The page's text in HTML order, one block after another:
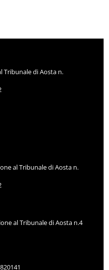
di Aosta n.
al Tribunale di Aosta n.
al Tribunale di Aosta n.4